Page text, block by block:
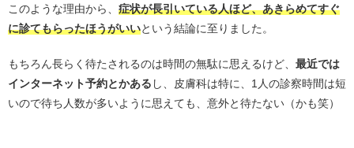
このような理由から、 症状が長引いている人ほど、あきらめてすぐ
に診てもらったほうがいいという結論に至りました。
もちろん長らく待たされるのは時間の無駄に思えるけど、 最近では
インターネット予約とかある し、皮膚科は特に、1人の診察時間は短
いので待ち人数が多いように思えても、意外と待たない（かも笑）